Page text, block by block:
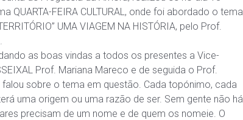
QUARTA-FEIRA CULTURAL, onde foi abordado o tema
UMA VIAGEM NA HISTÓRIA, pelo Prof.
as boas vindas a todos os presentes a Vice-
Prof. Mariana Mareco e de seguida o Prof.
falou sobre o tema em questão. Cada topónimo, cada
uma origem ou uma razão de ser. Sem gente não há
precisam de um nome e de quem os nomeie. O